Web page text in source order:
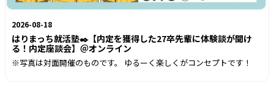
2026-08-18
はりまっち就活塾✒️【内定を獲得した27卒先輩に体験談が聞け
る！内定座談会】＠オンライン
※写真は対面開催のものです。 ゆるーく楽しくがコンセプトです！